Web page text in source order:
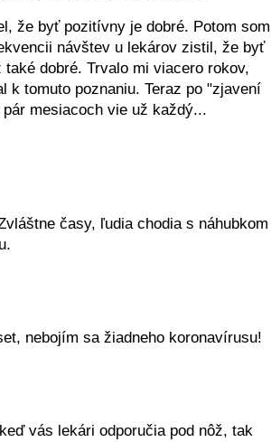
že byť pozitívny je dobré. Potom som
návštev u lekárov zistil, že byť
dobré. Trvalo mi viacero rokov,
k tomuto poznaniu. Teraz po "zjavení
mesiacoch vie už každý...
časy, ľudia chodia s náhubkom
nebojím sa žiadneho koronavírusu!
vás lekári odporučia pod nôž, tak